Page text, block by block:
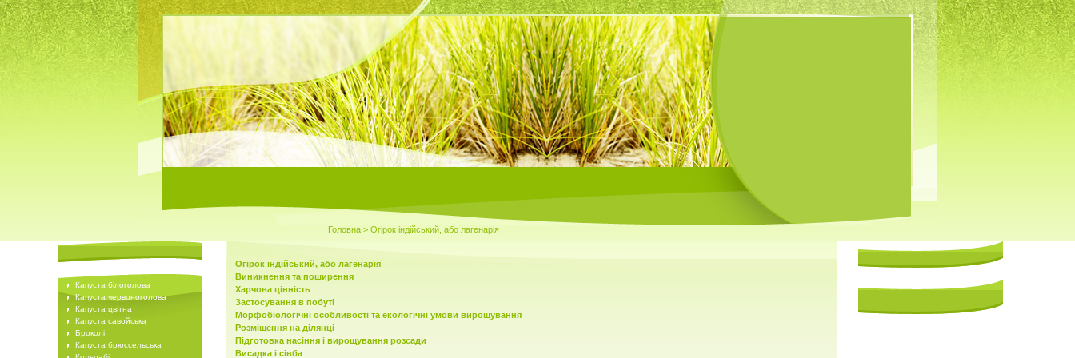
Головна> Огірок індійський, або лагенарія
Капуста білоголова
Капуста червоноголова
Капуста цвітна
Капуста савойська
Броколі
Капуста брюссельська
Огірок індійський, або лагенарія
Виникнення та поширення
Харчова цінність
Застосування в побуті
Морфобіологічні особливості та екологічні умови вирощування
Розміщення на ділянці
Підготовка насіння і вирощування розсади
Висадка і сівба